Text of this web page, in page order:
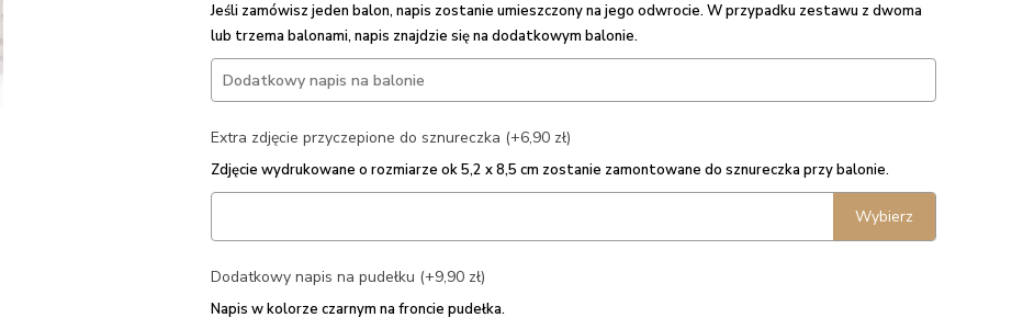
Jeśli zamówisz jeden balon, napis zostanie umieszczony na jego odwrocie. W przypadku zestawu z dwoma
lub trzema balonami, napis znajdzie się na dodatkowym balonie.
Extra zdjęcie przyczepione do sznureczka (+6,90 zł)
Zdjęcie wydrukowane o rozmiarze ok 5,2 x 8,5 cm zostanie zamontowane do sznureczka przy balonie.
Wybierz
Dodatkowy napis na pudełku (+9,90 zł)
Napis w kolorze czarnym na froncie pudełka.